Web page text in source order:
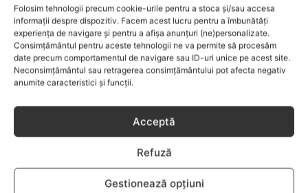
Folosim tehnologii precum cookie-urile pentru a stoca și/sau accesa
informații despre dispozitiv. Facem acest lucru pentru a îmbunătăți
experiența de navigare și pentru a afișa anunțuri (ne)personalizate.
Consimțământul pentru aceste tehnologii ne va permite să procesăm
date precum comportamentul de navigare sau ID-uri unice pe acest site.
Neconsimțământul sau retragerea consimțământului pot afecta negativ
anumite caracteristici și funcții.
Acceptă
Refuză
Gestionează opțiuni
EVENIMENTE
741
LIFESTYLE
COPII
634
FAMILIA
582
DEZVOLTAREA COPILULUI
COMPORTAMENT
294